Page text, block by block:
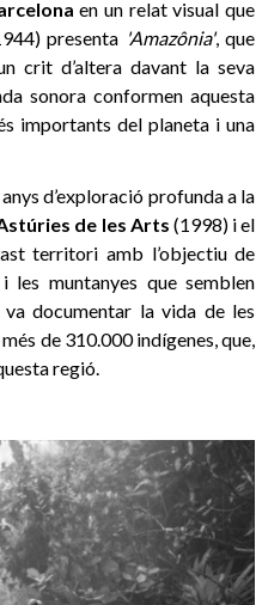
en un relat visual que
presenta 'Amazônia', que
crit d’altera davant la seva
sonora conformen aquesta
importants del planeta i una
d’exploració profunda a la
de les Arts (1998) i el
territori amb l’objectiu de
les muntanyes que semblen
documentar la vida de les
de 310.000 indígenes, que,
regió.